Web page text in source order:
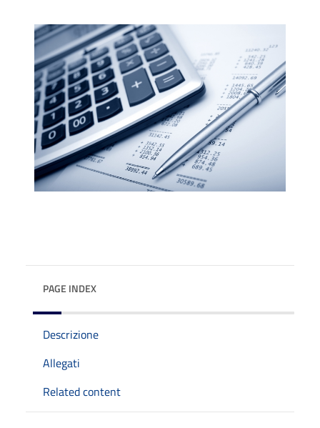
PAGE INDEX
Descrizione
Allegati
Related content